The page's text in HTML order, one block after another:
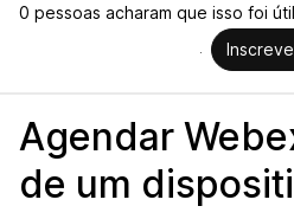
0 pessoas acharam que isso foi útil
Agendar
de um